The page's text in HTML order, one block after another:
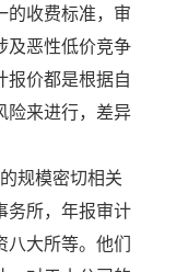
的收费标准，审
及恶性低价竞争
报价都是根据自
险来进行，差异
规模密切相关
务所，年报审计
大所等。他们